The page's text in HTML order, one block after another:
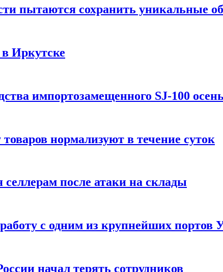
пытаются сохранить уникальные
Иркутске
импортозамещенного SJ-100
нормализуют в течение суток
после атаки на склады
с одним из крупнейших портов
начал терять сотрудников